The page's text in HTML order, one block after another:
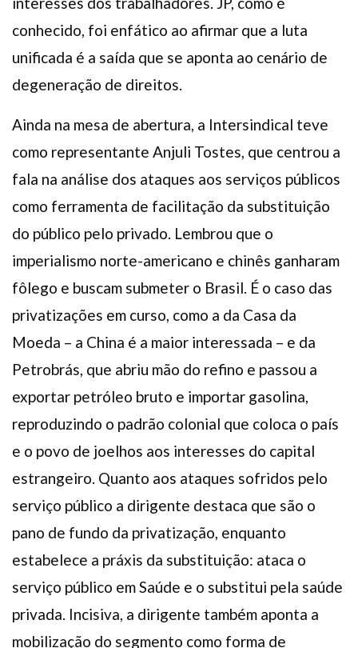
conhecido, foi enfático ao afirmar que a luta
unificada é a saída que se aponta ao cenário de
degeneração de direitos.
Ainda na mesa de abertura, a Intersindical teve
como representante Anjuli Tostes, que centrou a
fala na análise dos ataques aos serviços públicos
como ferramenta de facilitação da substituição
do público pelo privado. Lembrou que o
imperialismo norte-americano e chinês ganharam
fôlego e buscam submeter o Brasil. É o caso das
privatizações em curso, como a da Casa da
Moeda – a China é a maior interessada – e da
Petrobrás, que abriu mão do refino e passou a
exportar petróleo bruto e importar gasolina,
reproduzindo o padrão colonial que coloca o país
e o povo de joelhos aos interesses do capital
estrangeiro. Quanto aos ataques sofridos pelo
serviço público a dirigente destaca que são o
pano de fundo da privatização, enquanto
estabelece a práxis da substituição: ataca o
serviço público em Saúde e o substitui pela saúde
privada. Incisiva, a dirigente também aponta a
mobilização do segmento como forma de